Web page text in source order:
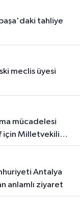
için Milletvekili
çağrı
anlamlı ziyaret